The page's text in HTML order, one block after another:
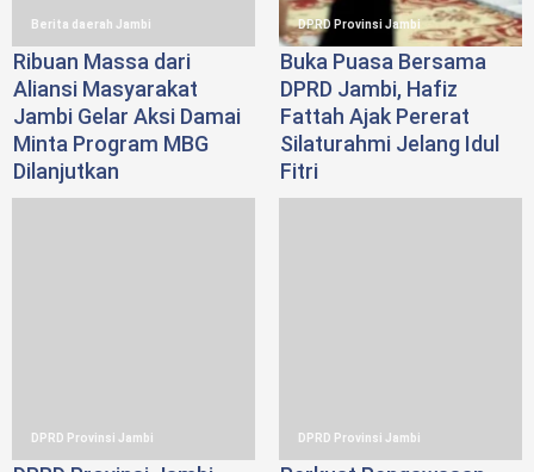
Berita daerah Jambi
Ribuan Massa dari
Aliansi Masyarakat
Jambi Gelar Aksi Damai
Minta Program MBG
Dilanjutkan
DPRD Provinsi Jambi
Buka Puasa Bersama
DPRD Jambi, Hafiz
Fattah Ajak Pererat
Silaturahmi Jelang Idul
Fitri
DPRD Provinsi Jambi DPRD Provinsi Jambi